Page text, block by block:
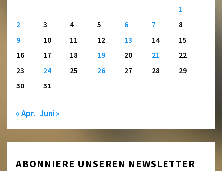
1
2
3 4 5 6 7
8
9
10 11 12 13 14
15
16
17 18 19 20 21
22
23
24 25 26 27 28
29
30
31
« Apr. Juni »
ABONNIERE UNSEREN NEWSLETTER